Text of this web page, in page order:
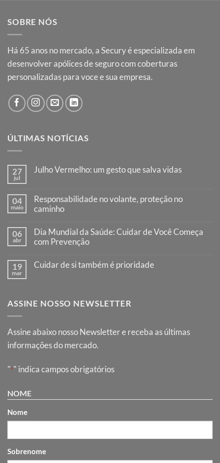
SOBRE NÓS
Há 65 anos no mercado, a Secury é especializada em
desenvolver apólices de seguro com coberturas
personalizadas para voce e sua empresa.
ÚLTIMAS NOTÍCIAS
27
jul
Julho Vermelho: um gesto que salva vidas
04
maio
Responsabilidade no volante, proteção no
caminho
06
abr
Dia Mundial da Saúde: Cuidar de Você Começa
com Prevenção
19
mar
Cuidar de si também é prioridade
ASSINE NOSSO NEWSLETTER
Assine abaixo nosso Newsletter e receba as últimas
informações do mercado.
"*" indica campos obrigatórios
NOME
Nome
Sobrenome